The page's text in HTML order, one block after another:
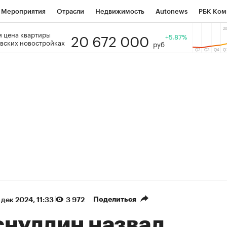
Мероприятия Отрасли Недвижимость Autonews РБК
РБК Образование Тренды
цена квартиры
новостройках
20 672 000 руб
+5.87%
2024, 11:33 3 972 Поделиться